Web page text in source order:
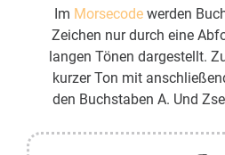
Im Morsecodewerden
Zeichen nur durch eine
langen Tönen dargestellt.
kurzer Ton mit
den Buchstaben A. Und